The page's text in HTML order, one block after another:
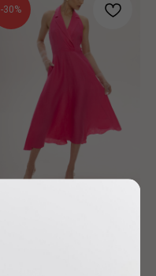
-30%